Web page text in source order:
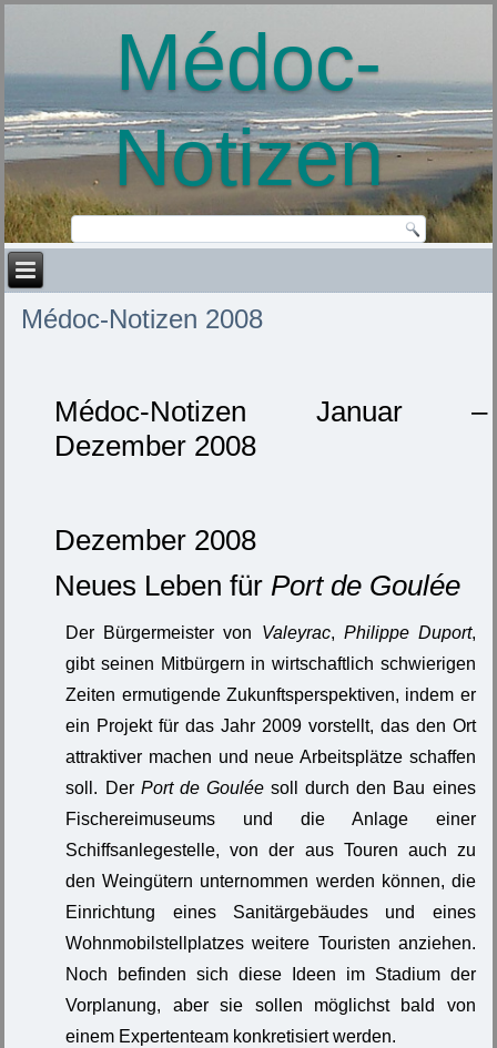
Médoc-
Notizen
Médoc-Notizen 2008
Médoc-Notizen Januar –
Dezember 2008
Dezember 2008
Neues Leben fürPort de Goulée
Der Bürgermeister von Valeyrac, Philippe Duport,
gibt seinen Mitbürgern in wirtschaftlich schwierigen
Zeiten ermutigende Zukunftsperspektiven, indem er
ein Projekt für das Jahr 2009 vorstellt, das den Ort
attraktiver machen und neue Arbeitsplätze schaffen
soll. Der Port de Gouléesoll durch den Bau eines
Fischereimuseums und die Anlage einer
Schiffsanlegestelle, von der aus Touren auch zu
den Weingütern unternommen werden können, die
Einrichtung eines Sanitärgebäudes und eines
Wohnmobilstellplatzes weitere Touristen anziehen.
Noch befinden sich diese Ideen im Stadium der
Vorplanung, aber sie sollen möglichst bald von
einem Expertenteam konkretisiert werden.